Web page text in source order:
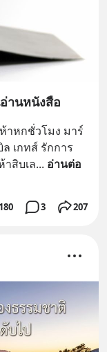
านหนังสือ
าหกชั่วโมง มาร์
เกทส์ รักการ
สิบเล... อ่านต่อ
180 3 207